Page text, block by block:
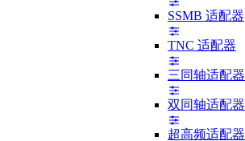
SSMB 适配器
TNC 适配器
三同轴适配器
双同轴适配器
超高频适配器